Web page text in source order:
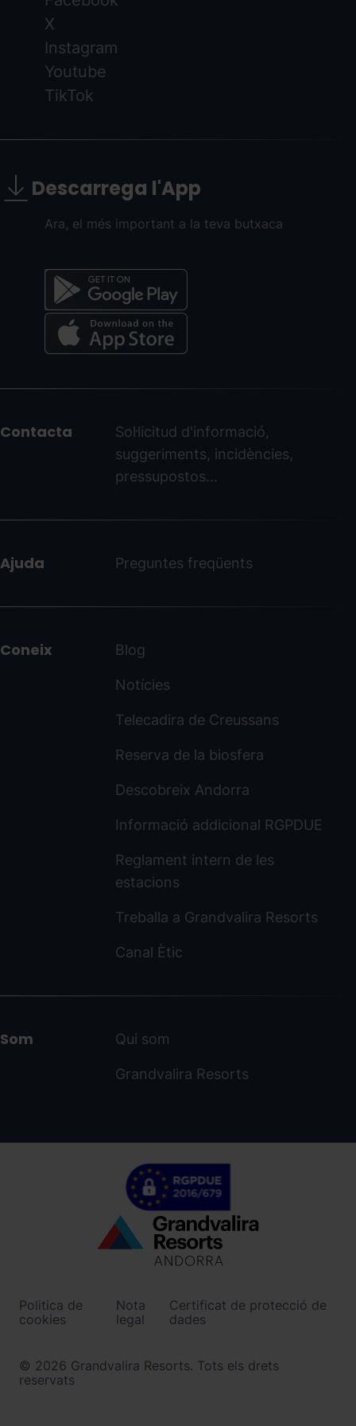
X
Instagram
Youtube
TikTok
Descarrega l'App
Ara, el més important a la teva butxaca
del
-
ordinoarcalis.com
Contacta
Sol·licitud d'informació,
suggeriments, incidències,
pressupostos...
Ajuda Preguntes freqüents
Coneix Blog
Notícies
Telecadira de Creussans
Reserva de la biosfera
Descobreix Andorra
Informació addicional RGPDUE
Reglament intern de les
estacions
Treballa a Grandvalira Resorts
Canal Ètic
Som Qui som
Grandvalira Resorts
© 2026 Grandvalira Resorts. Tots els drets
reservats
-
ordinoarcalis.com
Certificat de protecció de
dades
Politica de
cookies
Nota
legal